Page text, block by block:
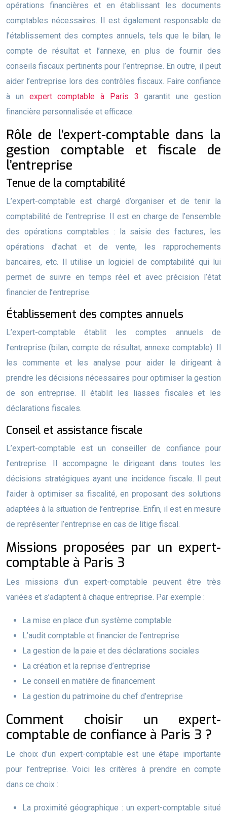
opérations financières et en établissant les documents
comptables nécessaires. Il est également responsable de
l’établissement des comptes annuels, tels que le bilan, le
compte de résultat et l’annexe, en plus de fournir des
conseils fiscaux pertinents pour l’entreprise. En outre, il peut
aider l’entreprise lors des contrôles fiscaux. Faire confiance
à un expert comptable à Paris 3 garantit une gestion
financière personnalisée et efficace.
Rôle de l’expert-comptable dans la
gestion comptable et fiscale de
l’entreprise
Tenue de la comptabilité
L’expert-comptable est chargé d’organiser et de tenir la
comptabilité de l’entreprise. Il est en charge de l’ensemble
des opérations comptables : la saisie des factures, les
opérations d’achat et de vente, les rapprochements
bancaires, etc. Il utilise un logiciel de comptabilité qui lui
permet de suivre en temps réel et avec précision l’état
financier de l’entreprise.
Établissement des comptes annuels
L’expert-comptable établit les comptes annuels de
l’entreprise (bilan, compte de résultat, annexe comptable). Il
les commente et les analyse pour aider le dirigeant à
prendre les décisions nécessaires pour optimiser la gestion
de son entreprise. Il établit les liasses fiscales et les
déclarations fiscales.
Conseil et assistance fiscale
L’expert-comptable est un conseiller de confiance pour
l’entreprise. Il accompagne le dirigeant dans toutes les
décisions stratégiques ayant une incidence fiscale. Il peut
l’aider à optimiser sa fiscalité, en proposant des solutions
adaptées à la situation de l’entreprise. Enfin, il est en mesure
de représenter l’entreprise en cas de litige fiscal.
Missions proposées par un expert-
comptable à Paris 3
Les missions d’un expert-comptable peuvent être très
variées et s’adaptent à chaque entreprise. Par exemple :
La mise en place d’un système comptable
L’audit comptable et financier de l’entreprise
La gestion de la paie et des déclarations sociales
La création et la reprise d’entreprise
Le conseil en matière de financement
La gestion du patrimoine du chef d’entreprise
Comment choisir un expert-
comptable de confiance à Paris 3 ?
Le choix d’un expert-comptable est une étape importante
pour l’entreprise. Voici les critères à prendre en compte
dans ce choix :
La proximité géographique : un expert-comptable situé